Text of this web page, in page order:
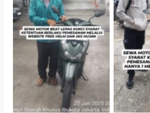
TNo Caption